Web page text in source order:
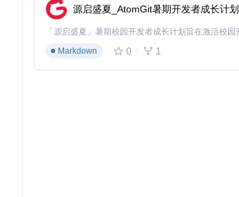
源启盛夏_AtomGit暑期开发者成长计划
Markdown
0 1